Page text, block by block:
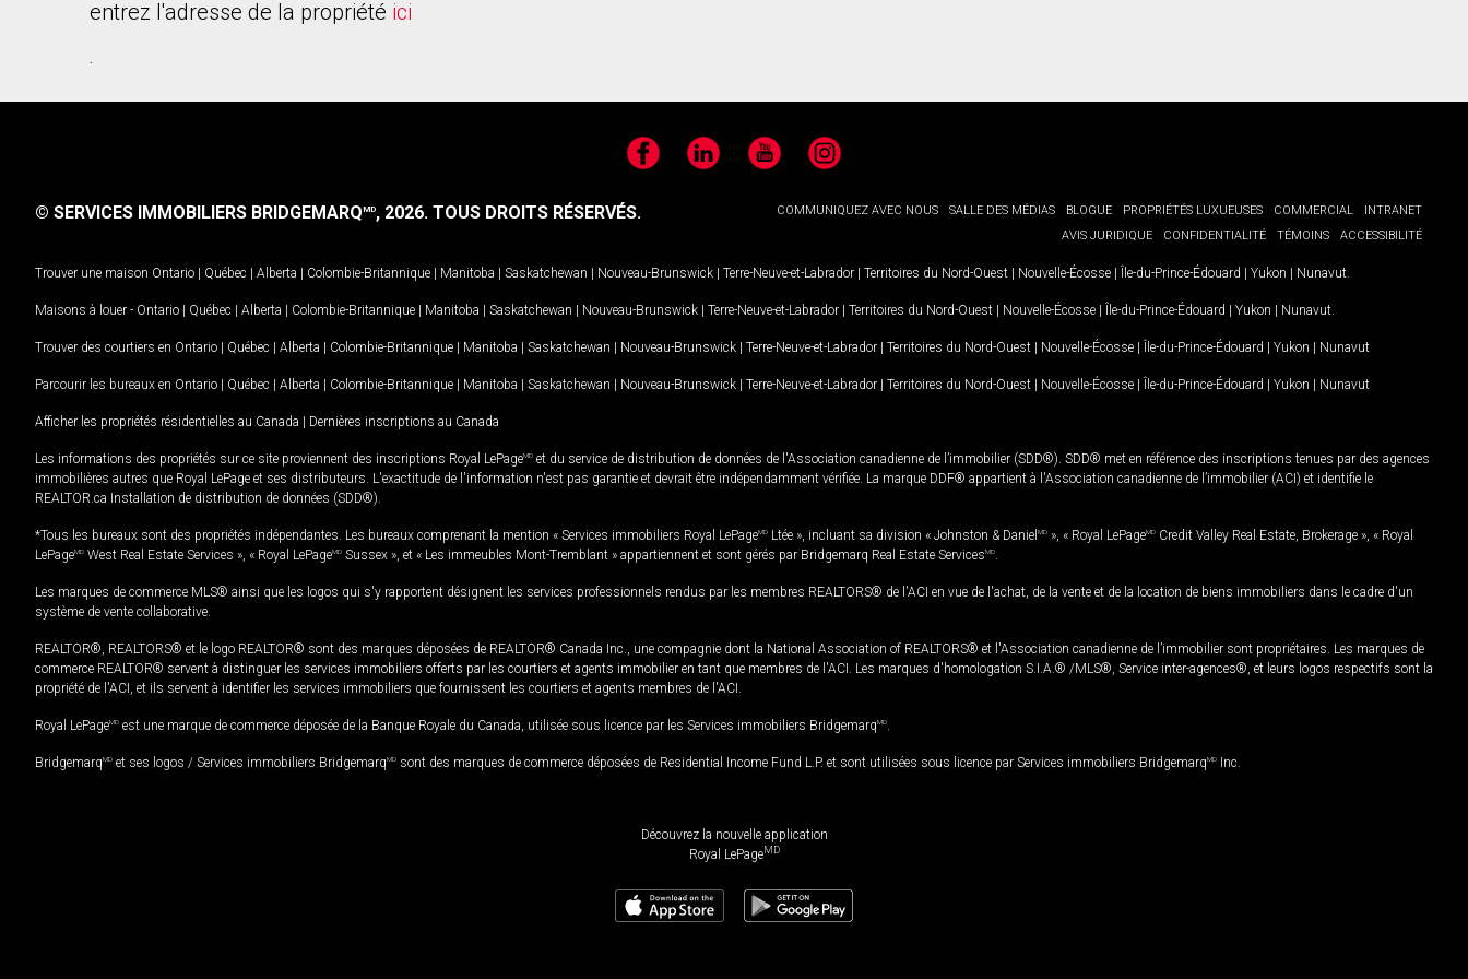
entrez l'adresse de la propriété ici
.
FacebookLinkedIn YouTubeInstagram
COMMUNIQUEZ AVEC NOUS SALLE DES MÉDIAS BLOGUE PROPRIÉTÉS LUXUEUSES COMMERCIAL
INTRANET
AVIS JURIDIQUE
CONFIDENTIALITÉ TÉMOINS ACCESSIBILITÉ
© SERVICES IMMOBILIERS BRIDGEMARQMD, 2026. TOUS DROITS RÉSERVÉS.
Trouver une maison Ontario | Québec | Alberta | Colombie-Britannique | Manitoba | Saskatchewan | Nouveau-Brunswick | Terre-Neuve-et-Labrador | Territoires du Nord-Ouest | Nouvelle-Écosse | Île-du-Prince-Édouard | Yukon | Nunavut
Maisons à louer - Ontario | Québec | Alberta | Colombie-Britannique | Manitoba | Saskatchewan | Nouveau-Brunswick | Terre-Neuve-et-Labrador | Territoires du Nord-Ouest | Nouvelle-Écosse | Île-du-Prince-Édouard | Yukon | Nunavut
Trouver des courtiers en Ontario | Québec | Alberta | Colombie-Britannique | Manitoba | Saskatchewan | Nouveau-Brunswick | Terre-Neuve-et-Labrador | Territoires du Nord-Ouest | Nouvelle-Écosse | Île-du-Prince-Édouard | Yukon | Nunavut
Parcourir les bureaux en Ontario | Québec | Alberta | Colombie-Britannique | Manitoba | Saskatchewan | Nouveau-Brunswick | Terre-Neuve-et-Labrador | Territoires du Nord-Ouest | Nouvelle-Écosse | Île-du-Prince-Édouard | Yukon | Nunavut
Afficher les propriétés résidentielles au Canada | Dernières inscriptions au Canada
Les informations des propriétés sur ce site proviennent des inscriptions Royal LePageMD et du service de distribution de données de l'Association canadienne de l’immobilier (SDD®). SDD® met en référence des inscriptions tenues par des agences
immobilières autres que Royal LePage et ses distributeurs. L'exactitude de l'information n'est pas garantie et devrait être indépendamment vérifiée. La marque DDF® appartient à l'Association canadienne de l’immobilier (ACI) et identifie le
REALTOR.ca Installation de distribution de données (SDD®).
*Tous les bureaux sont des propriétés indépendantes. Les bureaux comprenant la mention « Services immobiliers Royal LePageMD Ltée », incluant sa division « Johnston & Daniel MD », « Royal LePageMD Credit Valley Real Estate, Brokerage », « Royal
LePageMD West Real Estate Services », « Royal LePageMD Sussex », et « Les immeubles Mont-Tremblant » appartiennent et sont gérés par Bridgemarq Real Estate ServicesMD
Les marques de commerce MLS® ainsi que les logos qui s'y rapportent désignent les services professionnels rendus par les membres REALTORS® de l'ACI en vue de l'achat, de la vente et de la location de biens immobiliers dans le cadre d'un
système de vente collaborative.
REALTOR®, REALTORS® et le logo REALTOR® sont des marques déposées de REALTOR® Canada Inc., une compagnie dont la National Association of REALTORS® et l'Association canadienne de l’immobilier sont propriétaires. Les marques de
commerce REALTOR® servent à distinguer les services immobiliers offerts par les courtiers et agents immobilier en tant que membres de l'ACI. Les marques d'homologation S.I.A.® /MLS®, Service inter-agences®, et leurs logos respectifs sont la
propriété de l'ACI, et ils servent à identifier les services immobiliers que fournissent les courtiers et agents membres de l'ACI.
Royal LePageMD est une marque de commerce déposée de la Banque Royale du Canada, utilisée sous licence par les Services immobiliers BridgemarqMD
BridgemarqMD et ses logos / Services immobiliers BridgemarqMD sont des marques de commerce déposées de Residential Income Fund L.P. et sont utilisées sous licence par Services immobiliers BridgemarqMD Inc.
Découvrez la nouvelle application
Royal LePageMD